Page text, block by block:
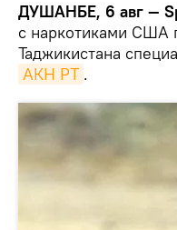
ДУШАНБЕ, 6 авг —
с наркотиками США
Таджикистана
АКН РТ .